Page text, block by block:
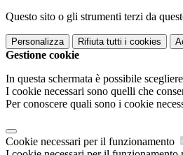
Questo sito o gli strumenti terzi da
Personalizza Rifiuta tutti i cookies
Gestione cookie
In questa schermata è possibile
I cookie necessari sono quelli che
Per conoscere quali sono i cookie
Cookie necessari per il funzionamento